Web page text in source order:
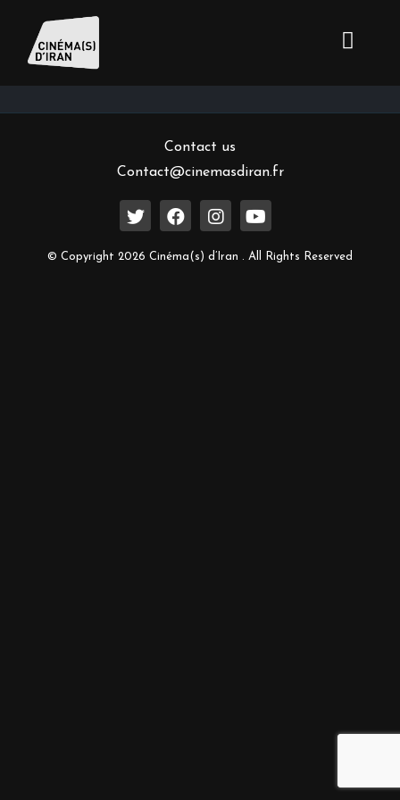
Inscrivez-vous à notre newsletter
Contact us
Contact@cinemasdiran.fr
© Copyright 2026 Cinéma(s) d’Iran . All Rights Reserved